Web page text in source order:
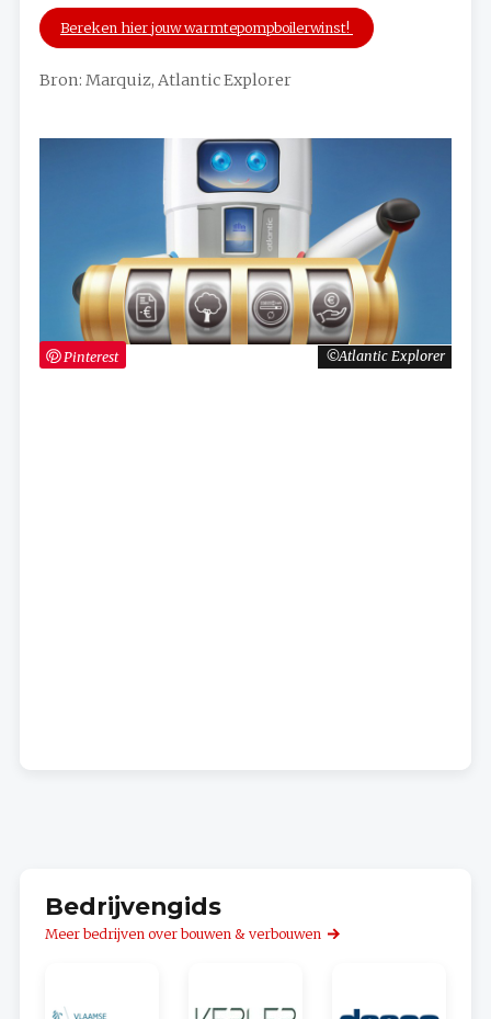
Bereken hier jouw warmtepompboilerwinst!
Bron: Marquiz, Atlantic Explorer
Atlantic Explorer
Pinterest
Bedrijvengids
Meer bedrijven over bouwen & verbouwen